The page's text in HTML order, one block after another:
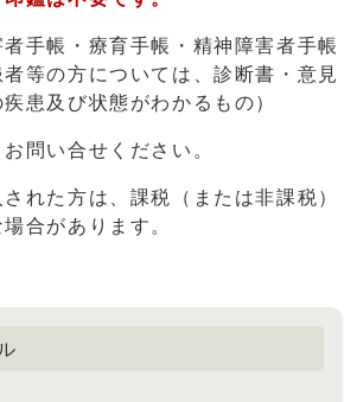
者手帳・療育手帳・精神障害者手帳
等の方については、診断書・意見
患及び状態がわかるもの）
問い合せください。
れた方は、課税（または非課税）
合があります。